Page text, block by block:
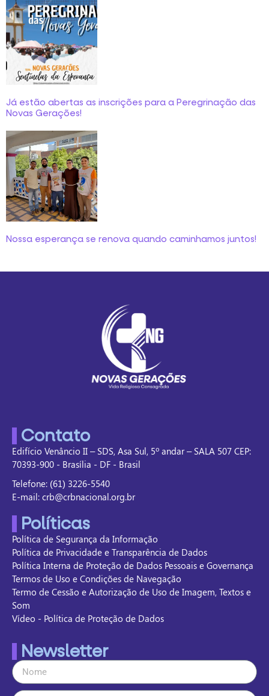
Já estão abertas as inscrições para a Peregrinação das
Novas Gerações!
Nossa esperança se renova quando caminhamos juntos!
Contato
Edifício Venâncio II – SDS, Asa Sul, 5º andar – SALA 507 CEP:
70393-900 - Brasília - DF - Brasil
Telefone: (61) 3226-5540
E-mail: crb@crbnacional.org.br
Políticas
Política de Segurança da Informação
Política de Privacidade e Transparência de Dados
Política Interna de Proteção de Dados Pessoais e Governança
Termos de Uso e Condições de Navegação
Termo de Cessão e Autorização de Uso de Imagem, Textos e
Som
Vídeo - Política de Proteção de Dados
Newsletter